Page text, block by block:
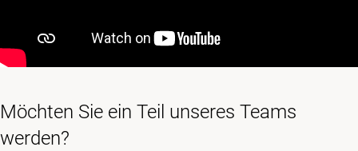
Möchten Sie ein Teil unseres Teams
werden?